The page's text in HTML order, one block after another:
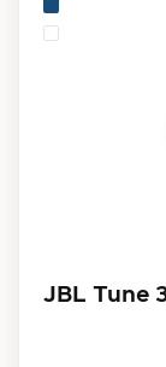
JBL Tune